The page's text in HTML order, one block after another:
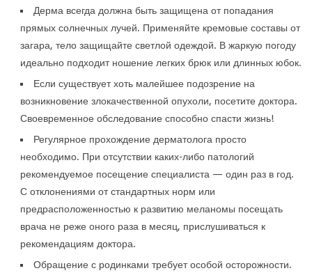
Дерма всегда должна быть защищена от попадания
прямых солнечных лучей. Применяйте кремовые составы от
загара, тело защищайте светлой одеждой. В жаркую погоду
идеально подходит ношение легких брюк или длинных юбок.
Если существует хоть малейшее подозрение на
возникновение злокачественной опухоли, посетите доктора.
Своевременное обследование способно спасти жизнь!
Регулярное прохождение дерматолога просто
необходимо. При отсутствии каких-либо патологий
рекомендуемое посещение специалиста — один раз в год.
С отклонениями от стандартных норм или
предрасположенностью к развитию меланомы посещать
врача не реже оного раза в месяц, прислушиваться к
рекомендациям доктора.
Обращение с родинками требует особой осторожности.